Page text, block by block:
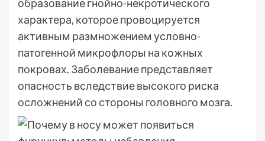
образование гнойно-некротического
характера, которое провоцируется
активным размножением условно-
патогенной микрофлоры на кожных
покровах. Заболевание представляет
опасность вследствие высокого риска
осложнений со стороны головного мозга.